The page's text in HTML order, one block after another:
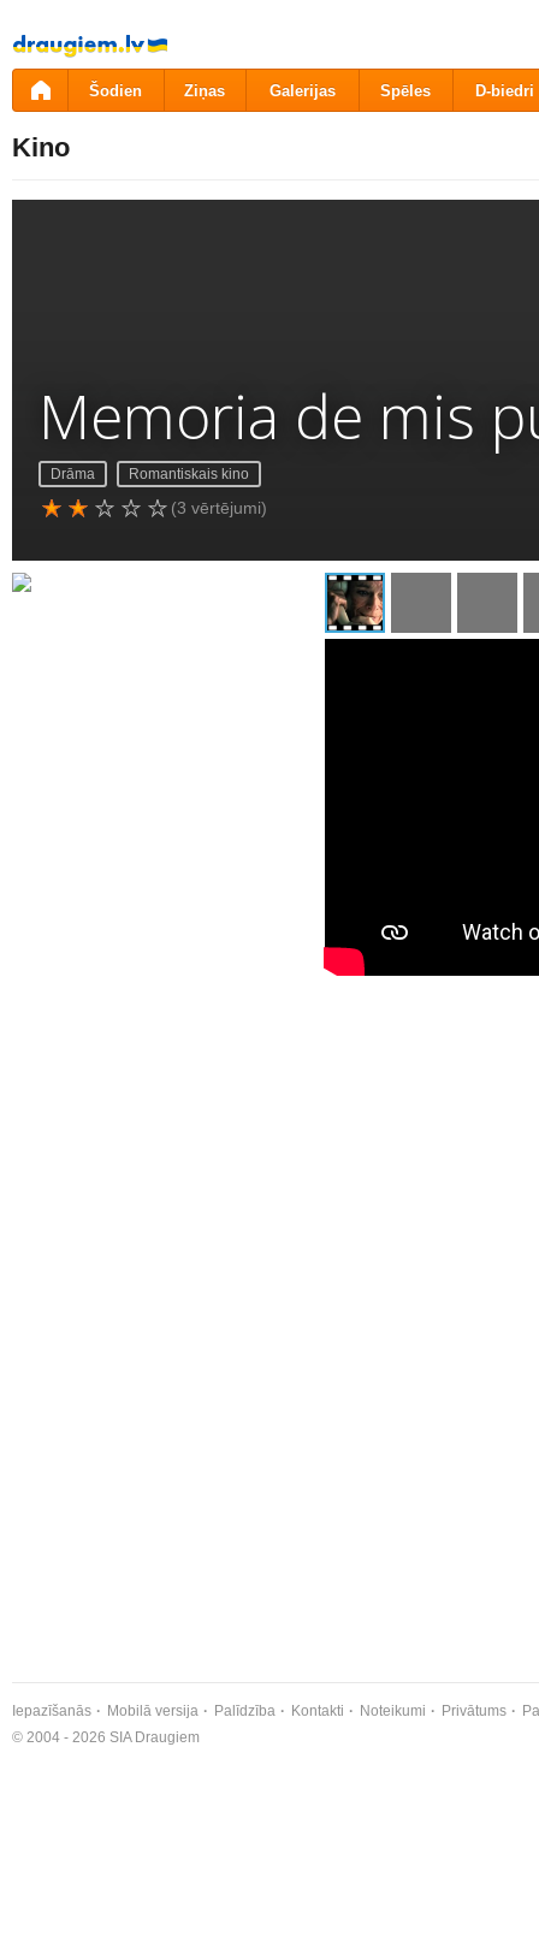
Pāriet
uz
saturu
Šodien Ziņas Galerijas Spēles D-biedri
Kino
Memoria de mis
Drāma Romantiskais kino
(3 vērtējumi)
Iepazīšanās Mobilā versija Palīdzība Kontakti Noteikumi Privātums
© 2004 - 2026 SIA Draugiem